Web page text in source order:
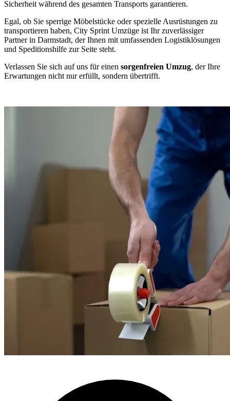
Sicherheit während des gesamten Transports garantieren.
Egal, ob Sie sperrige Möbelstücke oder spezielle Ausrüstungen zu
transportieren haben, City Sprint Umzüge ist Ihr zuverlässiger
Partner in Darmstadt, der Ihnen mit umfassenden Logistiklösungen
und Speditionshilfe zur Seite steht.
Verlassen Sie sich auf uns für einen sorgenfreien Umzug, der Ihre
Erwartungen nicht nur erfüllt, sondern übertrifft.